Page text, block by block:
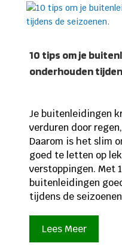
10 tips om je
onderhouden
Je buitenleidingen
verduren door
Daarom is het slim
goed te letten op
verstoppingen. Met
buitenleidingen
tijdens de
Lees Meer